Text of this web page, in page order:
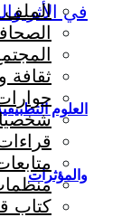
العلوم
والمؤثرات
الملف
ثقافة
كتاب